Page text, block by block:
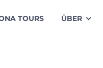
TOURS ÜBER